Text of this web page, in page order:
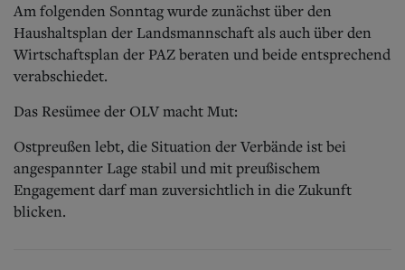
Am folgenden Sonntag wurde zunächst über den
Haushaltsplan der Landsmannschaft als auch über den
Wirtschaftsplan der PAZ beraten und beide entsprechend
verabschiedet.
Das Resümee der OLV macht Mut:
Ostpreußen lebt, die Situation der Verbände ist bei
angespannter Lage stabil und mit preußischem
Engagement darf man zuversichtlich in die Zukunft
blicken.